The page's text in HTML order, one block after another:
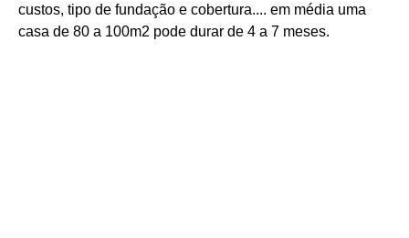
custos, tipo de fundação e cobertura.... em média uma
casa de 80 a 100m2 pode durar de 4 a 7 meses.